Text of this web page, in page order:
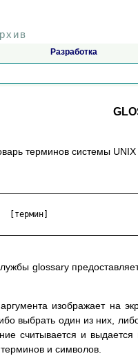
Разработка
терминов системы UNIX
[термин]
glossary
изображает на
выбрать один из них,
считывается и
и символов.